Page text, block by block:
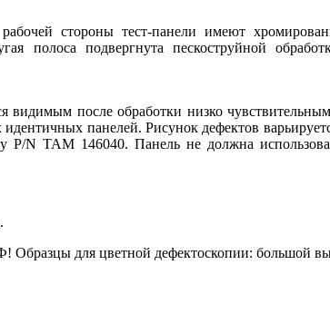
стороны тест-панели имеют
полоса подвергнута пескоструйной
видимым после обработки низко
панелей. Рисунок дефектов
P/N TAM 146040. Панель не должна
Образцы для цветной дефектоскопии: большой